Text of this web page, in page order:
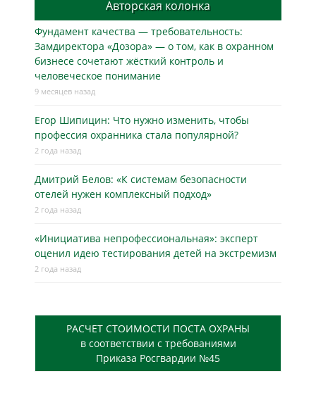
Авторская колонка
Фундамент качества — требовательность:
Замдиректора «Дозора» — о том, как в охранном
бизнесe сочетают жёсткий контроль и
человеческое понимание
9 месяцев назад
Егор Шипицин: Что нужно изменить, чтобы
профессия охранника стала популярной?
2 года назад
Дмитрий Белов: «К системам безопасности
отелей нужен комплексный подход»
2 года назад
«Инициатива непрофессиональная»: эксперт
оценил идею тестирования детей на экстремизм
2 года назад
РАСЧЕТ СТОИМОСТИ ПОСТА ОХРАНЫ
в соответствии с требованиями
Приказа Росгвардии №45